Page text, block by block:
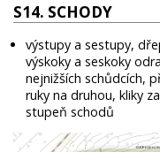
S14. SCHODY
výstupy a sestupy,
výskoky a seskoky
nejnižších schůdcích,
ruky na druhou, kliky
stupeň schodů